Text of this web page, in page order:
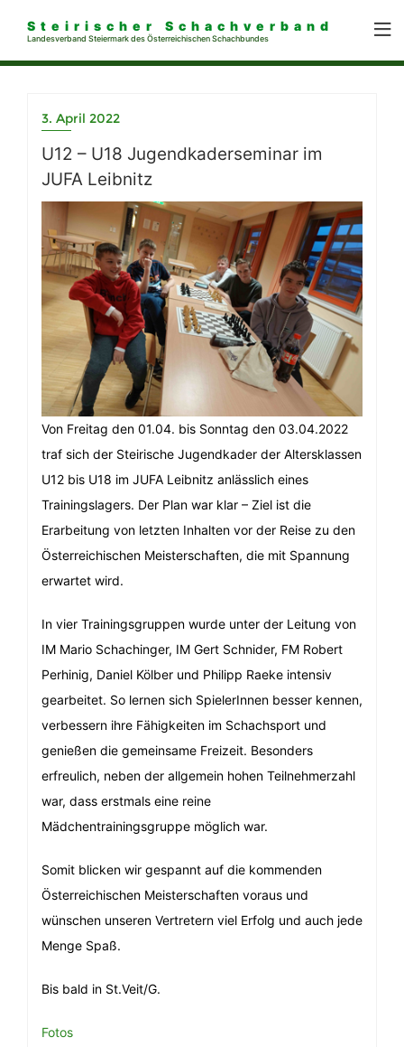
Steirischer Schachverband
Landesverband Steiermark des Österreichischen Schachbundes
3. April 2022
U12 – U18 Jugendkaderseminar im
JUFA Leibnitz
Von Freitag den 01.04. bis Sonntag den 03.04.2022
traf sich der Steirische Jugendkader der Altersklassen
U12 bis U18 im JUFA Leibnitz anlässlich eines
Trainingslagers. Der Plan war klar – Ziel ist die
Erarbeitung von letzten Inhalten vor der Reise zu den
Österreichischen Meisterschaften, die mit Spannung
erwartet wird.
In vier Trainingsgruppen wurde unter der Leitung von
IM Mario Schachinger, IM Gert Schnider, FM Robert
Perhinig, Daniel Kölber und Philipp Raeke intensiv
gearbeitet. So lernen sich SpielerInnen besser kennen,
verbessern ihre Fähigkeiten im Schachsport und
genießen die gemeinsame Freizeit. Besonders
erfreulich, neben der allgemein hohen Teilnehmerzahl
war, dass erstmals eine reine
Mädchentrainingsgruppe möglich war.
Somit blicken wir gespannt auf die kommenden
Österreichischen Meisterschaften voraus und
wünschen unseren Vertretern viel Erfolg und auch jede
Menge Spaß.
Bis bald in St.Veit/G.
Fotos